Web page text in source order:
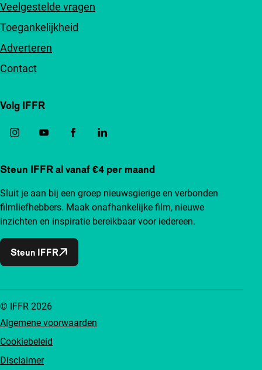
Veelgestelde vragen
Toegankelijkheid
Adverteren
Contact
Volg IFFR
Steun IFFR al vanaf €4 per maand
Sluit je aan bij een groep nieuwsgierige en verbonden
filmliefhebbers. Maak onafhankelijke film, nieuwe
inzichten en inspiratie bereikbaar voor iedereen.
Steun IFFR
Algemene voorwaarden
Cookiebeleid
Disclaimer
© IFFR 2026